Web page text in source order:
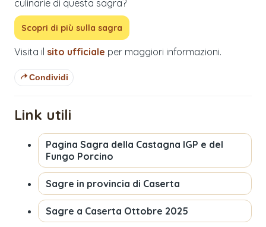
culinarie di questa sagra?
Scopri di più sulla sagra
Visita il sito ufficiale per maggiori informazioni.
Condividi
Link utili
Pagina Sagra della Castagna IGP e del
Fungo Porcino
Sagre in provincia di Caserta
Sagre a Caserta Ottobre 2025